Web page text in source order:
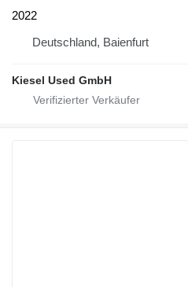
2022
Deutschland, Baienfurt
Kiesel Used GmbH